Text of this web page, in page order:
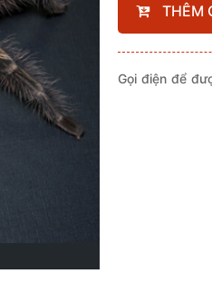
THÊM
Gọi điện để